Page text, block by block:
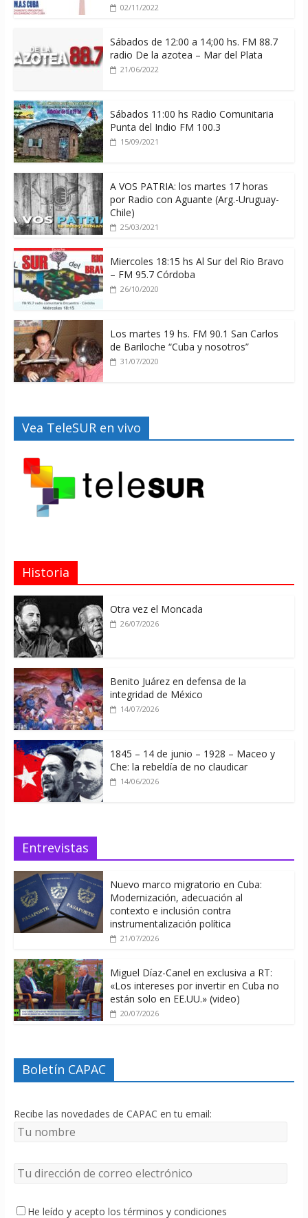
02/11/2022
Sábados de 12:00 a 14;00 hs. FM 88.7
radio De la azotea – Mar del Plata
21/06/2022
Sábados 11:00 hs Radio Comunitaria
Punta del Indio FM 100.3
15/09/2021
A VOS PATRIA: los martes 17 horas
por Radio con Aguante (Arg.-Uruguay-
Chile)
25/03/2021
Miercoles 18:15 hs Al Sur del Rio Bravo
– FM 95.7 Córdoba
26/10/2020
Los martes 19 hs. FM 90.1 San Carlos
de Bariloche “Cuba y nosotros”
31/07/2020
Vea TeleSUR en vivo
Historia
Otra vez el Moncada
26/07/2026
Benito Juárez en defensa de la
integridad de México
14/07/2026
1845 – 14 de junio – 1928 – Maceo y
Che: la rebeldía de no claudicar
14/06/2026
Entrevistas
Nuevo marco migratorio en Cuba:
Modernización, adecuación al
contexto e inclusión contra
instrumentalización política
21/07/2026
Miguel Díaz-Canel en exclusiva a RT:
«Los intereses por invertir en Cuba no
están solo en EE.UU.» (video)
20/07/2026
Boletín CAPAC
Recibe las novedades de CAPAC en tu email:
He leído y acepto los términos y condiciones